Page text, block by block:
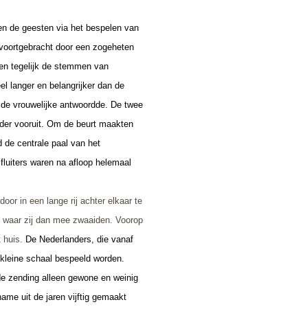
de geesten via het bespelen van
door een zogeheten
tegelijk de stemmen van
langer en belangrijker dan de
vrouwelijke antwoordde. De twee
vooruit. Om de beurt maakten
de centrale paal van het
waren na afloop helemaal
in een lange rij achter elkaar te
zij dan mee zwaaiden. Voorop
De Nederlanders, die vanaf
schaal bespeeld worden.
zending alleen gewone en weinig
uit de jaren vijftig gemaakt